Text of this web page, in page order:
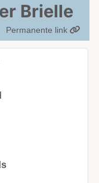
Brielle
Permanente link